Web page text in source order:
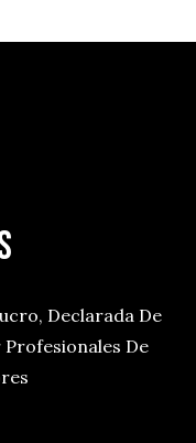
Declarada De
De